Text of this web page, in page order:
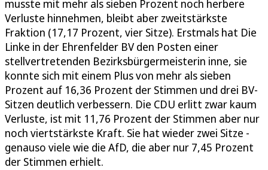
musste mit mehr als sieben Prozent noch herbere
Verluste hinnehmen, bleibt aber zweitstärkste
Fraktion (17,17 Prozent, vier Sitze). Erstmals hat Die
Linke in der Ehrenfelder BV den Posten einer
stellvertretenden Bezirksbürgermeisterin inne, sie
konnte sich mit einem Plus von mehr als sieben
Prozent auf 16,36 Prozent der Stimmen und drei BV-
Sitzen deutlich verbessern. Die CDU erlitt zwar kaum
Verluste, ist mit 11,76 Prozent der Stimmen aber nur
noch viertstärkste Kraft. Sie hat wieder zwei Sitze -
genauso viele wie die AfD, die aber nur 7,45 Prozent
der Stimmen erhielt.